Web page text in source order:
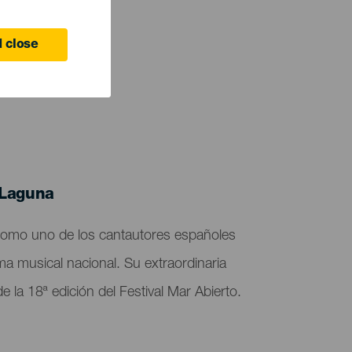
close
uno de los cantautores españoles
musical nacional. Su extraordinaria
la 18ª edición del Festival Mar Abierto.